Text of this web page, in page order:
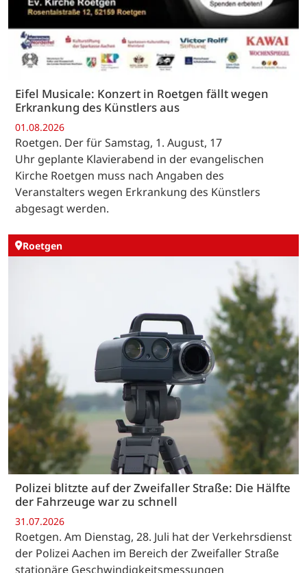
Eifel Musicale: Konzert in Roetgen fällt wegen
Erkrankung des Künstlers aus
01.08.2026
Roetgen. Der für Samstag, 1. August, 17
Uhr geplante Klavierabend in der evangelischen
Kirche Roetgen muss nach Angaben des
Veranstalters wegen Erkrankung des Künstlers
abgesagt werden.
Roetgen
Polizei blitzte auf der Zweifaller Straße: Die Hälfte
der Fahrzeuge war zu schnell
31.07.2026
Roetgen. Am Dienstag, 28. Juli hat der Verkehrsdienst
der Polizei Aachen im Bereich der Zweifaller Straße
stationäre Geschwindigkeitsmessungen